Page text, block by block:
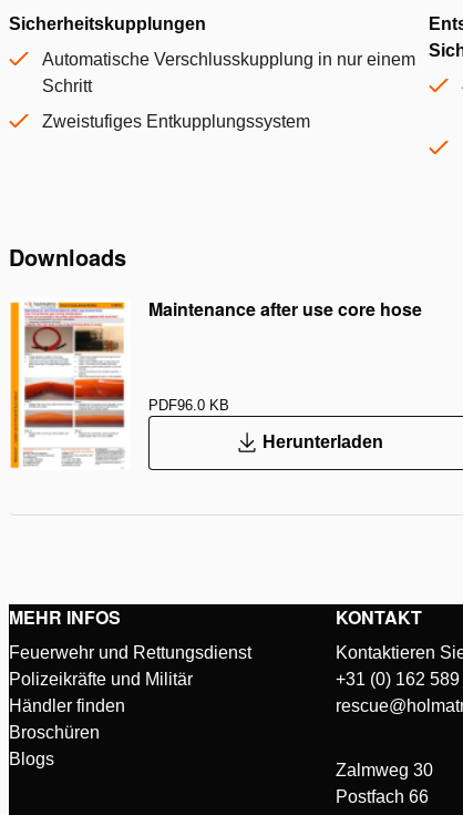
Sicherheitskupplungen
Automatische Verschlusskupplung in nur einem
Schritt
Zweistufiges Entkupplungssystem
Downloads
Maintenance after use core hose
PDF96.0 KB
Herunterladen
MEHR INFOS
Feuerwehr und Rettungsdienst
Polizeikräfte und Militär
Händler finden
Broschüren
Blogs
KONTAKT
Kontaktieren
+31 (0) 162
Zalmweg 30
Postfach 66